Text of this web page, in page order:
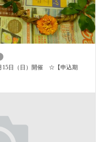
日（日）開催 ☆【申込期